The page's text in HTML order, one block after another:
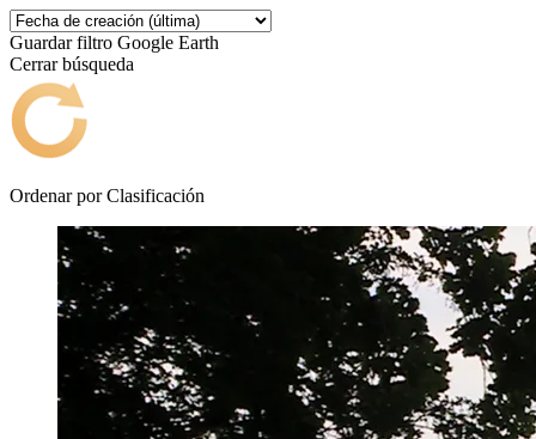
Guardar filtro Google Earth
Cerrar búsqueda
Ordenar por Clasificación